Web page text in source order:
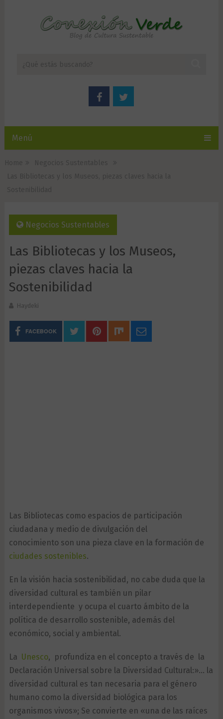
Menú
Negocios Sustentables
Las Bibliotecas y los Museos,
piezas claves hacia la
Sostenibilidad
Haydeki
FACEBOOK
Las Bibliotecas como espacios de participación
ciudadana y medio de divulgación del
conocimiento son una pieza clave en la formación de
ciudades sostenibles.
En la visión hacia sostenibilidad, no cabe duda que la
diversidad cultural es también un pilar
interdependiente y ocupa el cuarto ámbito de la
política de desarrollo sostenible, además del
económico, social y ambiental.
La Unesco, profundiza en el concepto a través de la
Declaración Universal sobre la Diversidad Cultural:»… la
diversidad cultural es tan necesaria para el género
humano como la diversidad biológica para los
organismos vivos»; Se convierte en «una de las raíces